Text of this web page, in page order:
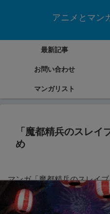
アニメとマン
最新記事
お問い合わせ
マンガリスト
「魔都精兵のスレイ
め
マンガ「魔都精兵のスレイ
きます。